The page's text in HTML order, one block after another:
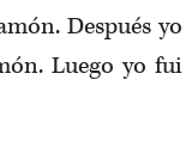
Después yo
Luego yo fui